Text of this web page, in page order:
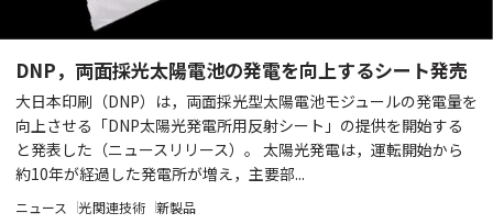
DNP，両面採光太陽電池の発電を向上するシート発売
大日本印刷（DNP）は，両面採光型太陽電池モジュールの発電量を
向上させる「DNP太陽光発電所用反射シート」の提供を開始する
と発表した（ニュースリリース）。 太陽光発電は，運転開始から
約10年が経過した発電所が増え，主要部...
ニュース 光関連技術 新製品